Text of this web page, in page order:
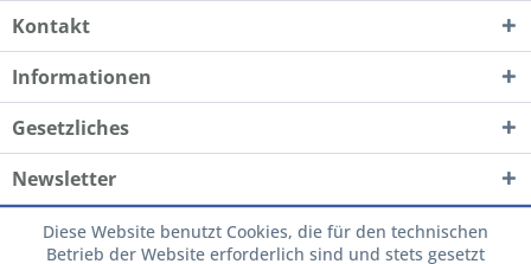
Kontakt
Informationen
Gesetzliches
Newsletter
Diese Website benutzt Cookies, die für den technischen
Betrieb der Website erforderlich sind und stets gesetzt